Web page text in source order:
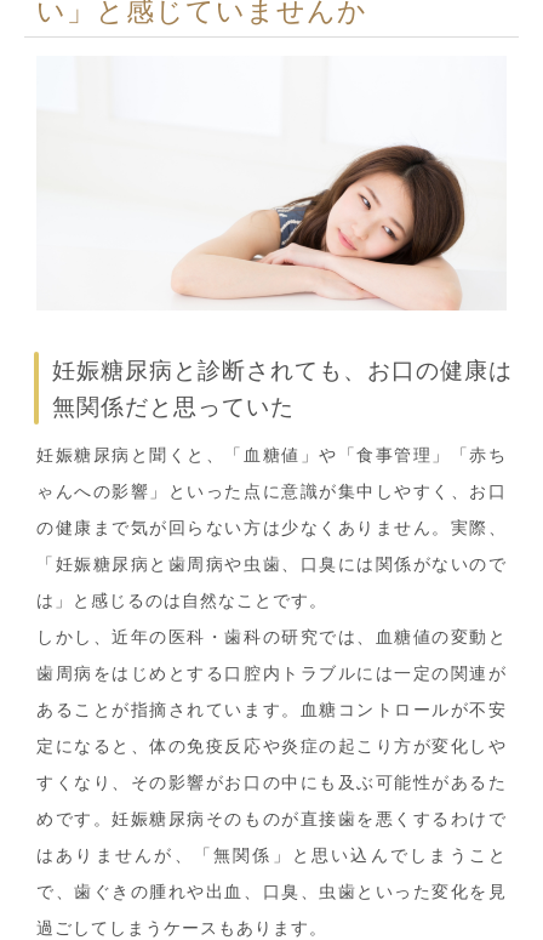
い」と感じていませんか
妊娠糖尿病と診断されても、お口の健康は
無関係だと思っていた
妊娠糖尿病と聞くと、「血糖値」や「食事管理」「赤ち
ゃんへの影響」といった点に意識が集中しやすく、お口
の健康まで気が回らない方は少なくありません。実際、
「妊娠糖尿病と歯周病や虫歯、口臭には関係がないので
は」と感じるのは自然なことです。
しかし、近年の医科・歯科の研究では、血糖値の変動と
歯周病をはじめとする口腔内トラブルには一定の関連が
あることが指摘されています。血糖コントロールが不安
定になると、体の免疫反応や炎症の起こり方が変化しや
すくなり、その影響がお口の中にも及ぶ可能性があるた
めです。妊娠糖尿病そのものが直接歯を悪くするわけで
はありませんが、「無関係」と思い込んでしまうこと
で、歯ぐきの腫れや出血、口臭、虫歯といった変化を見
過ごしてしまうケースもあります。